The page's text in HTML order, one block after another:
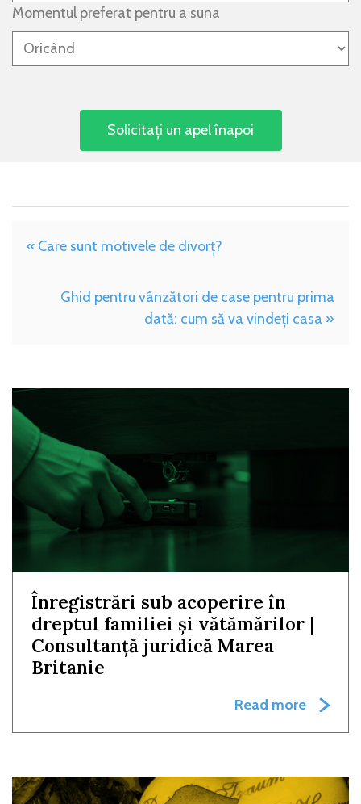
Momentul preferat pentru a suna
« Care sunt motivele de divorț?
Ghid pentru vânzători de case pentru prima
dată: cum să va vindeți casa »
Înregistrări sub acoperire în
dreptul familiei și vătămărilor |
Consultanță juridică Marea
Britanie
Read more